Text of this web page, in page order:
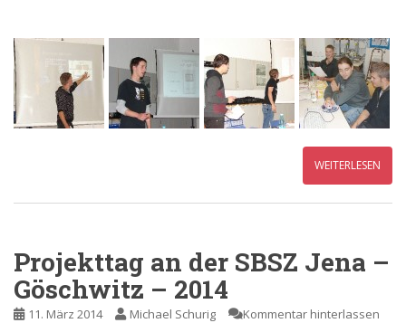
WEITERLESEN
Projekttag an der SBSZ Jena –
Göschwitz – 2014
11. März 2014 Michael Schurig Kommentar hinterlassen